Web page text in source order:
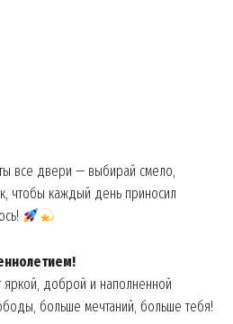
все двери — выбирай смело,
чтобы каждый день приносил
яркой, доброй и наполненной
больше мечтаний, больше тебя!